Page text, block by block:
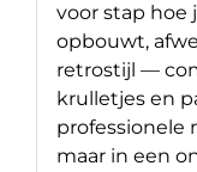
voor stap hoe
opbouwt,
retrostijl —
krulletjes en
professionele
maar in een